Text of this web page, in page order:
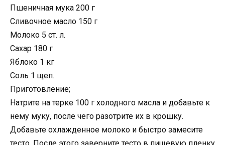
Пшеничная мука 200 г
Сливочное масло 150 г
Молоко 5 ст. л.
Сахар 180 г
Яблоко 1 кг
Соль 1 щеп.
Приготовление;
Натрите на терке 100 г холодного масла и добавьте к
нему муку, после чего разотрите их в крошку.
Добавьте охлажденное молоко и быстро замесите